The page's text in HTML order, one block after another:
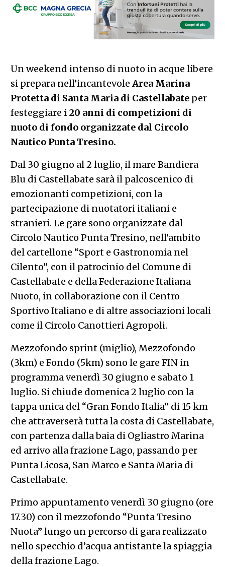
Un weekend intenso di nuoto in acque libere
si prepara nell’incantevole Area Marina
Protetta di Santa Maria di Castellabateper
festeggiare i 20 anni di competizioni di
nuoto di fondo organizzate dal Circolo
Nautico Punta Tresino.
Dal 30 giugno al 2 luglio, il mare Bandiera
Blu di Castellabate sarà il palcoscenico di
emozionanti competizioni, con la
partecipazione di nuotatori italiani e
stranieri. Le gare sono organizzate dal
Circolo Nautico Punta Tresino, nell’ambito
del cartellone “Sport e Gastronomia nel
Cilento”, con il patrocinio del Comune di
Castellabate e della Federazione Italiana
Nuoto, in collaborazione con il Centro
Sportivo Italiano e di altre associazioni locali
come il Circolo Canottieri Agropoli.
Mezzofondo sprint (miglio), Mezzofondo
(3km) e Fondo (5km) sono le gare FIN in
programma venerdì 30 giugno e sabato 1
luglio. Si chiude domenica 2 luglio con la
tappa unica del “Gran Fondo Italia” di 15 km
che attraverserà tutta la costa di Castellabate,
con partenza dalla baia di Ogliastro Marina
ed arrivo alla frazione Lago, passando per
Punta Licosa, San Marco e Santa Maria di
Castellabate.
Primo appuntamento venerdì 30 giugno (ore
17.30) con il mezzofondo “Punta Tresino
Nuota” lungo un percorso di gara realizzato
nello specchio d’acqua antistante la spiaggia
della frazione Lago.